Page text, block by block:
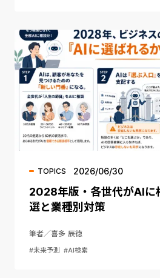
TOPICS 2026/06/30
2028年版・各世代がAIに
選と業種別対策
筆者／喜多 辰徳
#未来予測 #AI検索